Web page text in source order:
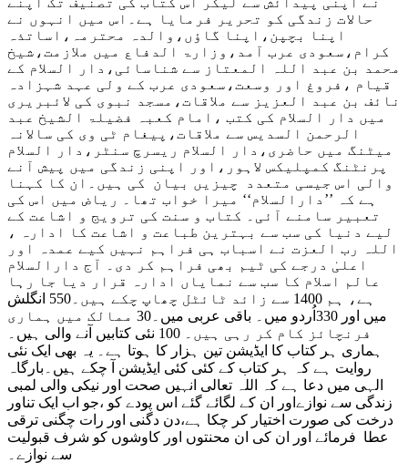
حالات زندگی کو تحریر فرمایا ہے۔اس میں انہوں نے
اپنا بچپن،اپنا گاؤں،والدہ محترمہ،اساتذہ
کرام،سعودی عرب آمد،وزارۃ الدفاع میں ملازمت،شیخ
محمد بن عبد اللہ المعتاز سے شناسائی،دار السلام کے
قیام ،فروغ اور وسعت،سعودی عرب کے ولی عہد شہزادہ
نائف بن عبد العزیز سے ملاقات،مسجد نبوی کی لائبریری
میں دار السلام کی کتب ،امام کعبہ فضیلۃ الشیخ عبد
الرحمن السدیس سے ملاقات،پیغام ٹی وی کی سالانہ
میٹنگ میں حاضری،دار السلام ریسرچ سنٹر،دار السلام
پرنٹنگ کمپلیکس لاہور،اور اپنی زندگی میں پیش آنے
والی اس جیسی متعدد چیزیں بیان کی ہیں۔ان کا کہنا
ہے کہ ’’دارالسلام‘‘ میرا خواب تھا۔ ریاض میں اس کی
تعبیر سامنے آئی۔ کتاب و سنت کی ترویج و اشاعت کے
لیے دنیا کی سب سے بہترین طباعت و اشاعت کا ادارہ ،
اللہ رب العزت نے اسباب ہی فراہم نہیں کیے عمدہ اور
اعلیٰ درجے کی ٹیم بھی فراہم کر دی۔ آج دارالسلام
عالم اسلام کا سب سے نمایاں ادارہ قرار دیا جا رہا
ہے، ہم 1400 سے زائد ٹائٹل چھاپ چکے ہیں۔550 انگلش
میں اور 330اُردو میں۔ باقی عربی میں۔30 ممالک میں ہماری
فرنچائز کام کر رہی ہیں۔ 100 نئی کتابیں آنے والی ہیں۔
ہماری ہر کتاب کا ایڈیشن تین ہزار کا ہوتا ہے۔ یہ بھی ایک نئی
روایت ہے کہ ہر کتاب کے کئی کئی ایڈیشن آ چکے ہیں۔بارگاہ
الہی میں دعا ہے کہ اللہ تعالی انہیں صحت اور نیکی والی لمبی
زندگی سے نوازےاور ان کے لگائے گئے اس پودے کو ،جو اب ایک تناور
درخت کی صورت اختیار کر چکا ہے،دن دگنی اور رات چگنی ترقی
عطا فرمائے اور ان کی ان محنتوں اور کاوشوں کو شرف قبولیت
سے نوازے۔